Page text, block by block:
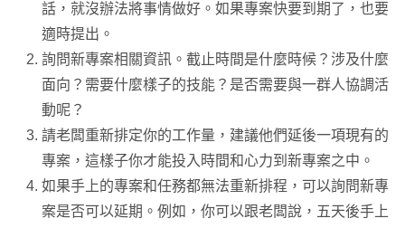
話，就沒辦法將事情做好。如果專案快要到期了，也要
適時提出。
詢問新專案相關資訊。截止時間是什麼時候？涉及什麼
面向？需要什麼樣子的技能？是否需要與一群人協調活
動呢？
請老闆重新排定你的工作量，建議他們延後一項現有的
專案，這樣子你才能投入時間和心力到新專案之中。
如果手上的專案和任務都無法重新排程，可以詢問新專
案是否可以延期。例如，你可以跟老闆說，五天後手上